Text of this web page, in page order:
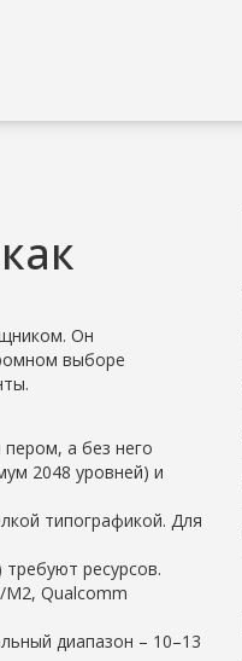
Он
выборе
а без него
2048 уровней) и
типографикой. Для
ресурсов.
Qualcomm
диапазон – 10–13